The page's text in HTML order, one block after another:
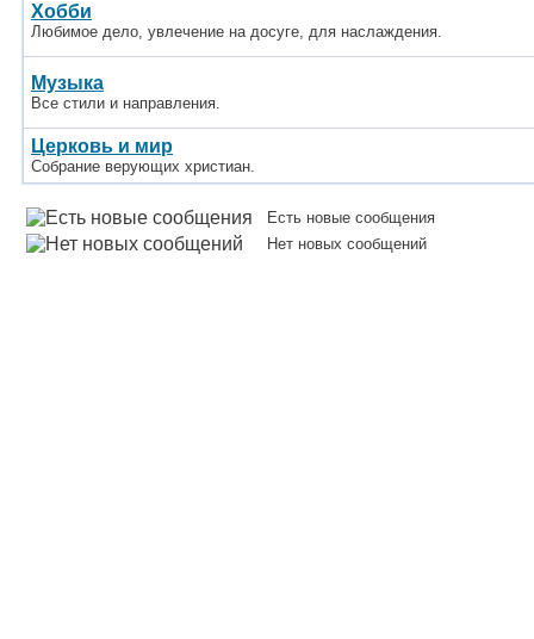
Хобби
Любимое дело, увлечение на досуге, для наслаждения.
Музыка
Все стили и направления.
Церковь и мир
Собрание верующих христиан.
Есть новые сообщения
Нет новых сообщений